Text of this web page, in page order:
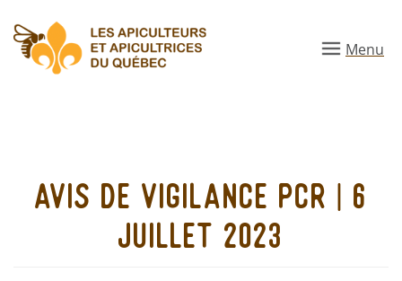
au
contenu
principal
Menu
avis de vigilance pcr | 6
juillet 2023